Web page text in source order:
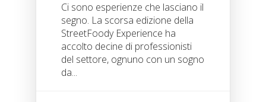
Ci sono esperienze che lasciano il
segno. La scorsa edizione della
StreetFoody Experience ha
accolto decine di professionisti
del settore, ognuno con un sogno
da...